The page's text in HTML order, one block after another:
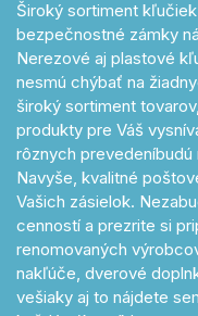
Široký sortiment
bezpečnostné zámky
Nerezové aj plastové
nesmú chýbať na
široký sortiment
produkty pre Váš
rôznych
Navyše, kvalitné
Vašich zásielok.
cenností a prezrite si
renomovaných
nakľúče, dverové
vešiaky aj to nájdete